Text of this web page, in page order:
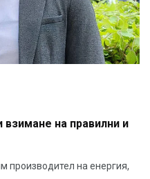
на правилни и
производител на енергия,